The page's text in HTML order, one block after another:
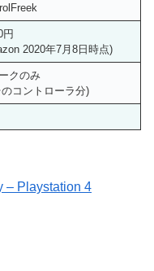
円
2020年7月8日時点)
クのみ
コントローラ分)
– Playstation 4